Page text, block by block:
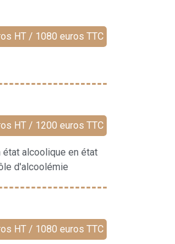
HT / 1080 euros TTC
HT / 1200 euros TTC
alcoolique en état
d'alcoolémie
HT / 1080 euros TTC